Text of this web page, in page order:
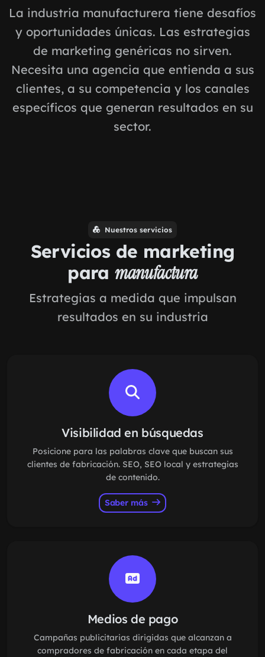
La industria manufacturera tiene desafíos
y oportunidades únicas. Las estrategias
de marketing genéricas no sirven.
Necesita una agencia que entienda a sus
clientes, a su competencia y los canales
específicos que generan resultados en su
sector.
Nuestros servicios
Servicios de marketing
paramanufactura
Estrategias a medida que impulsan
resultados en su industria
Visibilidad en búsquedas
Posicione para las palabras clave que buscan sus
clientes de fabricación. SEO, SEO local y estrategias
de contenido.
Saber más
Medios de pago
Campañas publicitarias dirigidas que alcanzan a
compradores de fabricación en cada etapa del